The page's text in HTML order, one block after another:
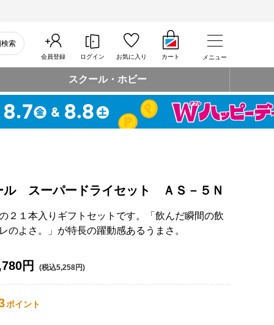
索
会員登録 ログイン お気に入り カート メニュー
スクール・ホビー
ル スーパードライセット ＡＳ－５Ｎ
２１本入りギフトセットです。「飲んだ瞬間の飲
のよさ。」が特長の躍動感あるうまさ。
円 (税込5,258円)
ポイント